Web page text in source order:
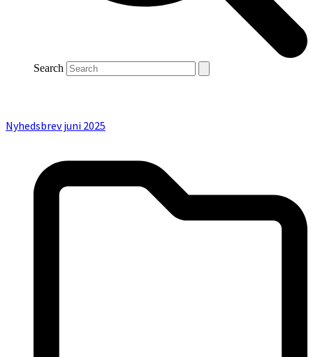
Search
Nyhedsbrev juni 2025